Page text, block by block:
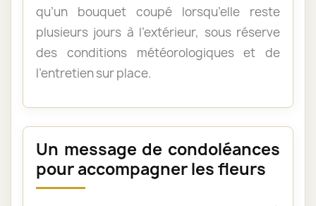
qu’un bouquet coupé lorsqu’elle reste
plusieurs jours à l’extérieur, sous réserve
des conditions météorologiques et de
l’entretien sur place.
Un message de condoléances
pour accompagner les fleurs